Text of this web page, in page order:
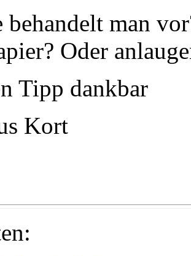
man
Oder
Tipp dankbar
Kort